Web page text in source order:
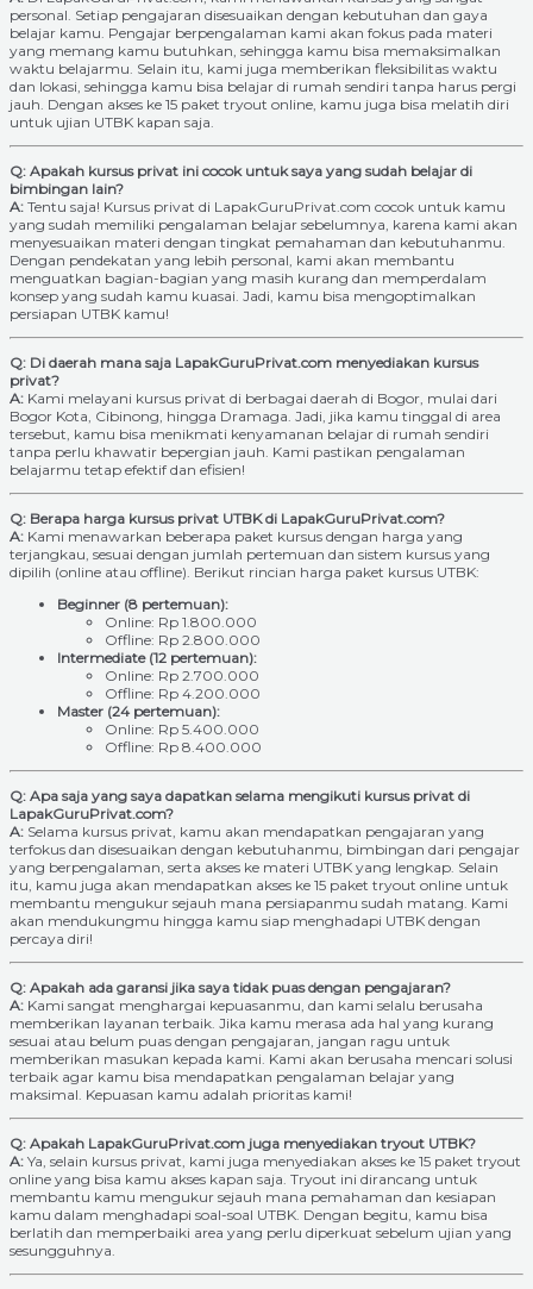
personal. Setiap pengajaran disesuaikan dengan kebutuhan dan gaya
belajar kamu. Pengajar berpengalaman kami akan fokus pada materi
yang memang kamu butuhkan, sehingga kamu bisa memaksimalkan
waktu belajarmu. Selain itu, kami juga memberikan fleksibilitas waktu
dan lokasi, sehingga kamu bisa belajar di rumah sendiri tanpa harus pergi
jauh. Dengan akses ke 15 paket tryout online, kamu juga bisa melatih diri
untuk ujian UTBK kapan saja.
Q: Apakah kursus privat ini cocok untuk saya yang sudah belajar di
bimbingan lain?
A: Tentu saja! Kursus privat di LapakGuruPrivat.com cocok untuk kamu
yang sudah memiliki pengalaman belajar sebelumnya, karena kami akan
menyesuaikan materi dengan tingkat pemahaman dan kebutuhanmu.
Dengan pendekatan yang lebih personal, kami akan membantu
menguatkan bagian-bagian yang masih kurang dan memperdalam
konsep yang sudah kamu kuasai. Jadi, kamu bisa mengoptimalkan
persiapan UTBK kamu!
Q: Di daerah mana saja LapakGuruPrivat.com menyediakan kursus
privat?
A: Kami melayani kursus privat di berbagai daerah di Bogor, mulai dari
Bogor Kota, Cibinong, hingga Dramaga. Jadi, jika kamu tinggal di area
tersebut, kamu bisa menikmati kenyamanan belajar di rumah sendiri
tanpa perlu khawatir bepergian jauh. Kami pastikan pengalaman
belajarmu tetap efektif dan efisien!
Q: Berapa harga kursus privat UTBK di LapakGuruPrivat.com?
A: Kami menawarkan beberapa paket kursus dengan harga yang
terjangkau, sesuai dengan jumlah pertemuan dan sistem kursus yang
dipilih (online atau offline). Berikut rincian harga paket kursus UTBK:
Beginner (8 pertemuan):
Online: Rp 1.800.000
Offline: Rp 2.800.000
Intermediate (12 pertemuan):
Online: Rp 2.700.000
Offline: Rp 4.200.000
Master (24 pertemuan):
Online: Rp 5.400.000
Offline: Rp 8.400.000
Q: Apa saja yang saya dapatkan selama mengikuti kursus privat di
LapakGuruPrivat.com?
A: Selama kursus privat, kamu akan mendapatkan pengajaran yang
terfokus dan disesuaikan dengan kebutuhanmu, bimbingan dari pengajar
yang berpengalaman, serta akses ke materi UTBK yang lengkap. Selain
itu, kamu juga akan mendapatkan akses ke 15 paket tryout online untuk
membantu mengukur sejauh mana persiapanmu sudah matang. Kami
akan mendukungmu hingga kamu siap menghadapi UTBK dengan
percaya diri!
Q: Apakah ada garansi jika saya tidak puas dengan pengajaran?
A: Kami sangat menghargai kepuasanmu, dan kami selalu berusaha
memberikan layanan terbaik. Jika kamu merasa ada hal yang kurang
sesuai atau belum puas dengan pengajaran, jangan ragu untuk
memberikan masukan kepada kami. Kami akan berusaha mencari solusi
terbaik agar kamu bisa mendapatkan pengalaman belajar yang
maksimal. Kepuasan kamu adalah prioritas kami!
Q: Apakah LapakGuruPrivat.com juga menyediakan tryout UTBK?
A: Ya, selain kursus privat, kami juga menyediakan akses ke 15 paket tryout
online yang bisa kamu akses kapan saja. Tryout ini dirancang untuk
membantu kamu mengukur sejauh mana pemahaman dan kesiapan
kamu dalam menghadapi soal-soal UTBK. Dengan begitu, kamu bisa
berlatih dan memperbaiki area yang perlu diperkuat sebelum ujian yang
sesungguhnya.